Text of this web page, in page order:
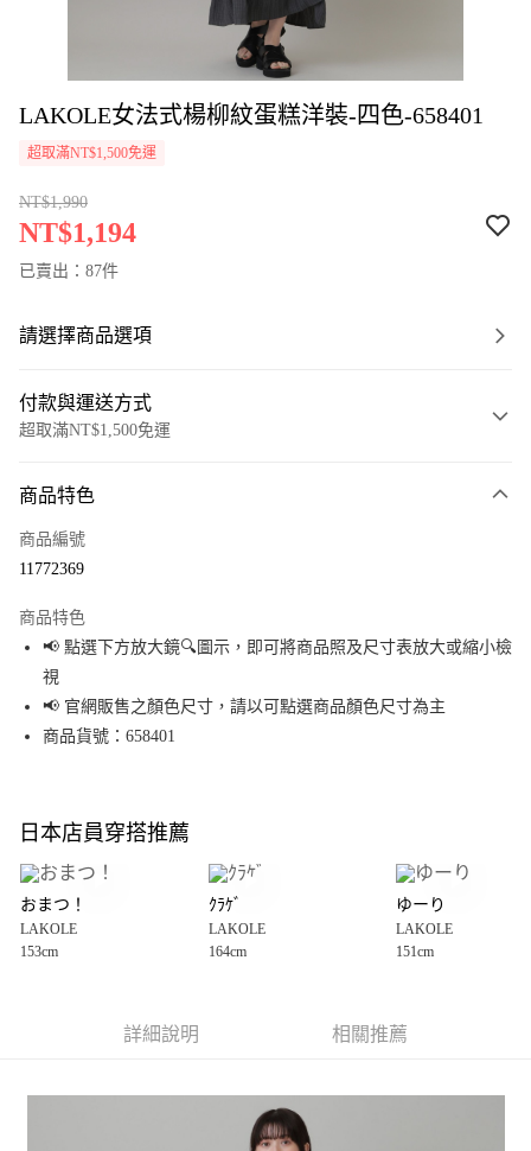
LAKOLE女法式楊柳紋蛋糕洋裝-四色-658401
超取滿NT$1,500免運
NT$1,990
NT$1,194
已賣出：87件
請選擇商品選項
付款與運送方式
超取滿NT$1,500免運
信用卡一次付款
Apple Pay
街口支付
悠遊付
全盈+PAY
大哥付你分期
【大哥付你分期使用說明】
1.本服務由台灣大哥大提供，台灣大哥大用戶可立即使用無須另外申請。
2.付款方式選擇「大哥付你分期」，訂單成立後會自動跳轉到大哥付的交易
3.實際核准額度、可分期數及費用金額請依後續交易確認頁面所載為準。
4.訂單成立30分鐘內，如未前往確認交易或遇審核未通過，訂單將自動取
1.分期款項不併入電信帳單，「大哥付你分期」於每月結算日後寄送繳費提
AFTEE先享後付
３．安心：先確認商品／服務後，再付款。
每筆NT$80，滿NT$1,500(含以上)免運費
商品特色
商品編號
11772369
商品特色
📢 點選下方放大鏡🔍圖示，即可將商品照及尺寸表放大或縮小檢
視
📢 官網販售之顏色尺寸，請以可點選商品顏色尺寸為主
商品貨號：658401
日本店員穿搭推薦
おまつ！
LAKOLE
153cm
ｸﾗｹﾞ
LAKOLE
164cm
ゆーり
LAKOLE
151cm
詳細說明 相關推薦